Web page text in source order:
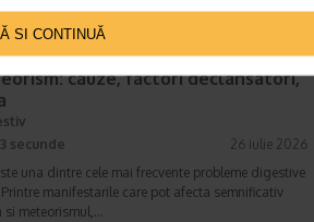
SI CONTINUĂ
cauze, factori declansatori,
secunde
26 iulie 2026
una dintre cele mai frecvente probleme digestive
manifestarile care pot afecta semnificativ
si meteorismul,…